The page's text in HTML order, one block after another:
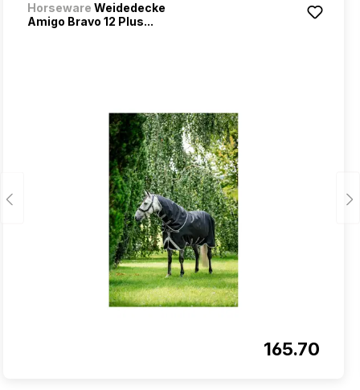
Horseware Weidedecke
Amigo Bravo 12 Plus...
165.70